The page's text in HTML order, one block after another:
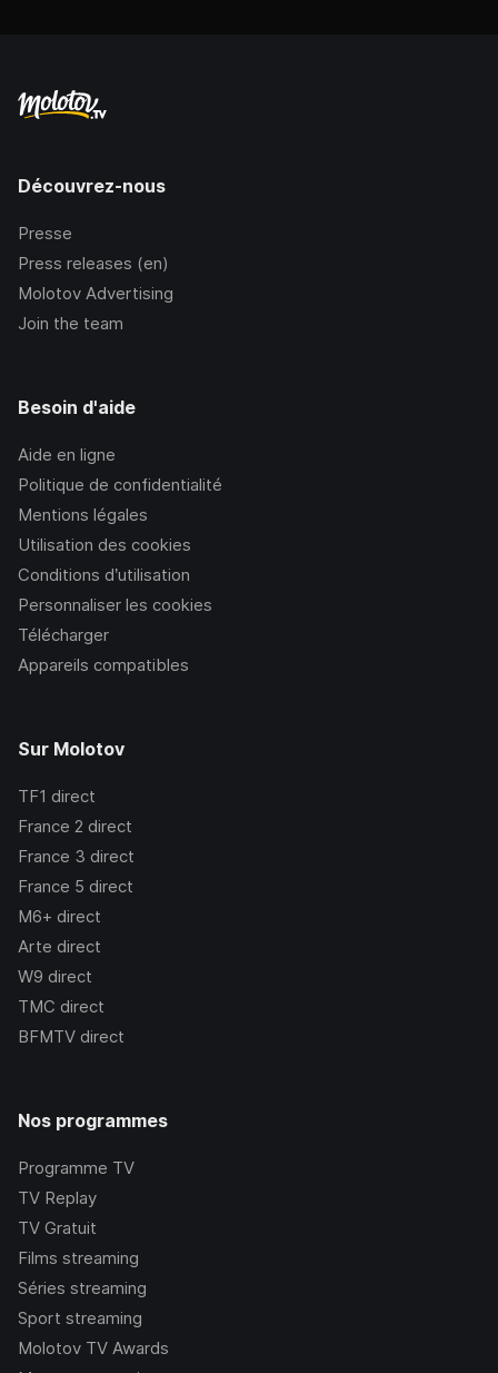
Découvrez-nous
Presse
Press releases (en)
Molotov Advertising
Join the team
Besoin d'aide
Aide en ligne
Politique de confidentialité
Mentions légales
Utilisation des cookies
Conditions d’utilisation
Personnaliser les cookies
Télécharger
Appareils compatibles
Sur Molotov
TF1 direct
France 2 direct
France 3 direct
France 5 direct
M6+ direct
Arte direct
W9 direct
TMC direct
BFMTV direct
Nos programmes
Programme TV
TV Replay
TV Gratuit
Films streaming
Séries streaming
Sport streaming
Molotov TV Awards